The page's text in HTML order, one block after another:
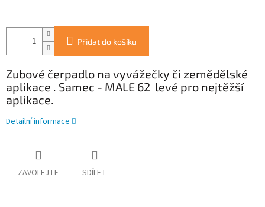
Přidat do košíku
Zubové čerpadlo na vyvážečky či zemědělské
aplikace . Samec - MALE 62 levé pro nejtěžší
aplikace.
Detailní informace
ZAVOLEJTE SDÍLET